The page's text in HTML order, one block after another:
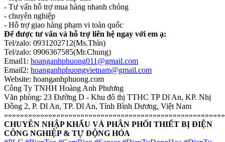
- Tư vấn hỗ trợ mua hàng nhanh chóng
- chuyên nghiệp
- Hỗ trợ giao hàng phạm vi toàn quốc
Để được tư vấn và hỗ trợ liên hệ ngay với em ạ:
Tel/zalo: 0931202712(Ms.Thìn)
Tel/zalo: 0906367585(Mr.Chung)
Email1: hoanganhphuong011@gmail.com
Email2: hoanganhphuongvietnam@gmail.com
Website: hoanganhphuong.com
Công Ty TNHH Hoàng Anh Phương
Văn phòng: 23 Đường D - Khu đô thị TTHC TP Dĩ An, KP. Nhị
Đồng 2, P. Dĩ An, TP. Dĩ An, Tỉnh Bình Dương, Việt Nam
CHUYÊN NHẬP KHẨU VÀ PHÂN PHỐI THIẾT BỊ ĐIỆN
CÔNG NGHIỆP & TỰ ĐỘNG HÓA